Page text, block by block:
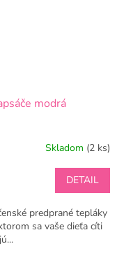
modrá
Skladom (2 ks)
DETAIL
predprané tepláky
sa vaše dieťa cíti